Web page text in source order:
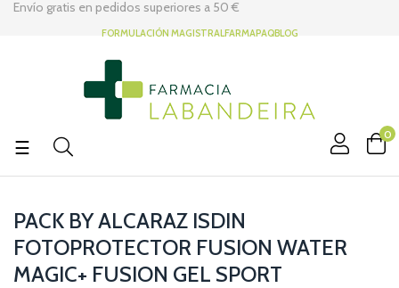
Envío gratis en pedidos superiores a 50 €
FORMULACIÓN MAGISTRALFARMAPAQBLOG
0
Navegación
palanca
☰
PACK BY ALCARAZ ISDIN
FOTOPROTECTOR FUSION WATER
MAGIC+ FUSION GEL SPORT